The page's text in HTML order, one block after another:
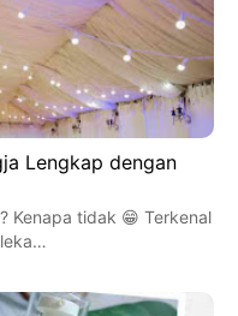
Lengkap dengan
Kenapa tidak 😁 Terkenal